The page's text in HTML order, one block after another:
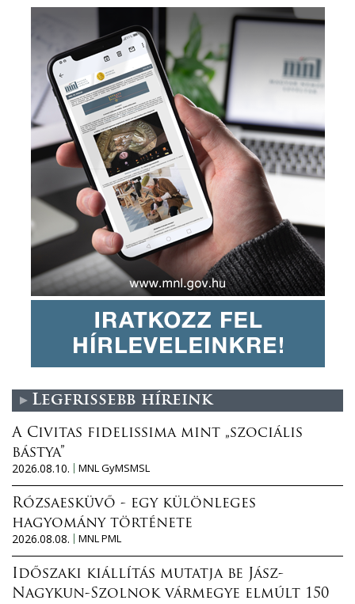
Legfrissebb híreink
A Civitas fidelissima mint „szociális
bástya”
2026.08.10.
MNL GyMSMSL
Rózsaesküvő - egy különleges
hagyomány története
2026.08.08.
MNL PML
Időszaki kiállítás mutatja be Jász-
Nagykun-Szolnok vármegye elmúlt 150